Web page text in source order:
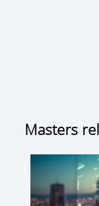
Masters